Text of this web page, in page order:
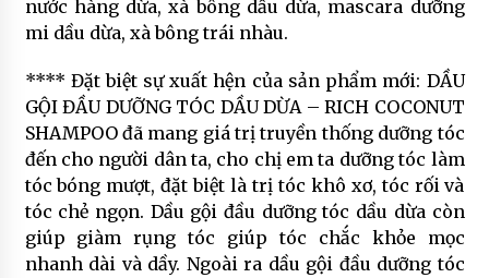
nước hàng dừa, xà bông dầu dừa, mascara dưỡng
mi dầu dừa, xà bông trái nhàu.
**** Đặt biệt sự xuất hện của sản phẩm mới: DẦU
GỘI ĐẦU DƯỠNG TÓC DẦU DỪA – RICH COCONUT
SHAMPOO đã mang giá trị truyền thống dưỡng tóc
đến cho người dân ta, cho chị em ta dưỡng tóc làm
tóc bóng mượt, đặt biệt là trị tóc khô xơ, tóc rối và
tóc chẻ ngọn. Dầu gội đầu dưỡng tóc dầu dừa còn
giúp giàm rụng tóc giúp tóc chắc khỏe mọc
nhanh dài và dầy. Ngoài ra dầu gội đầu dưỡng tóc